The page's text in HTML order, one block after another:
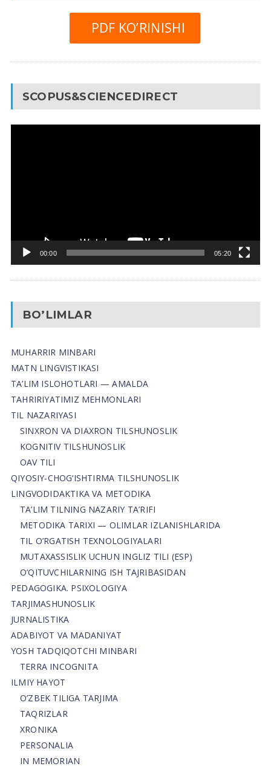
PDF KO’RINISHI
SCOPUS&SCIENCEDIRECT
00:00 05:20
BO’LIMLAR
MUHARRIR MINBARI
MATN LINGVISTIKASI
TA’LIM ISLOHOTLARI — AMALDA
TAHRIRIYATIMIZ MEHMONLARI
TIL NAZARIYASI
SINXRON VA DIAXRON TILSHUNOSLIK
KOGNITIV TILSHUNOSLIK
OAV TILI
QIYOSIY-CHOG‘ISHTIRMA TILSHUNOSLIK
LINGVODIDAKTIKA VA METODIKA
TA’LIM TILNING NAZARIY TA’RIFI
METODIKA TARIXI — OLIMLAR IZLANISHLARIDA
TIL O’RGATISH TEXNOLOGIYALARI
MUTAXASSISLIK UCHUN INGLIZ TILI (ESP)
O’QITUVCHILARNING ISH TAJRIBASIDAN
PEDAGOGIKA. PSIXOLOGIYA
TARJIMASHUNOSLIK
JURNALISTIKA
ADABIYOT VA MADANIYAT
YOSH TADQIQOTCHI MINBARI
TERRA INCOGNITA
ILMIY HAYOT
O’ZBEK TILIGA TARJIMA
TAQRIZLAR
XRONIKA
PERSONALIA
IN MEMORIAN